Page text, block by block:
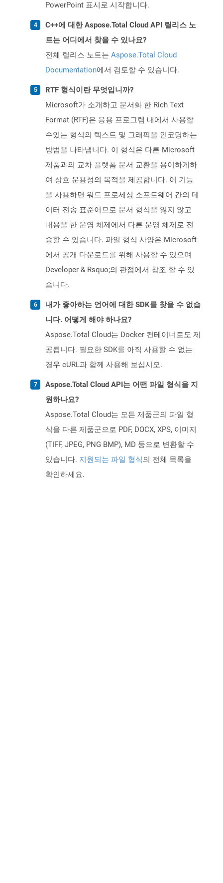
PowerPoint 표시로 시작합니다.
C++에 대한 Aspose.Total Cloud API 릴리스 노
트는 어디에서 찾을 수 있나요?
전체 릴리스 노트는 Aspose.Total Cloud
Documentation에서 검토할 수 있습니다.
RTF 형식이란 무엇입니까?
Microsoft가 소개하고 문서화 한 Rich Text
Format (RTF)은 응용 프로그램 내에서 사용할
수있는 형식의 텍스트 및 그래픽을 인코딩하는
방법을 나타냅니다. 이 형식은 다른 Microsoft
제품과의 교차 플랫폼 문서 교환을 용이하게하
여 상호 운용성의 목적을 제공합니다. 이 기능
을 사용하면 워드 프로세싱 소프트웨어 간의 데
이터 전송 표준이므로 문서 형식을 잃지 않고
내용을 한 운영 체제에서 다른 운영 체제로 전
송할 수 있습니다. 파일 형식 사양은 Microsoft
에서 공개 다운로드를 위해 사용할 수 있으며
Developer & Rsquo;의 관점에서 참조 할 수 있
습니다.
내가 좋아하는 언어에 대한 SDK를 찾을 수 없습
니다. 어떻게 해야 하나요?
Aspose.Total Cloud는 Docker 컨테이너로도 제
공됩니다. 필요한 SDK를 아직 사용할 수 없는
경우 cURL과 함께 사용해 보십시오.
Aspose.Total Cloud API는 어떤 파일 형식을 지
원하나요?
Aspose.Total Cloud는 모든 제품군의 파일 형
식을 다른 제품군으로 PDF, DOCX, XPS, 이미지
(TIFF, JPEG, PNG BMP), MD 등으로 변환할 수
있습니다. 지원되는 파일 형식의 전체 목록을
확인하세요.